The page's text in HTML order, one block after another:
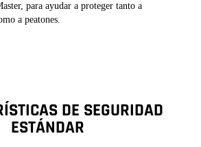
para ayudar a proteger tanto a
a peatones.
DE SEGURIDAD
ESTÁNDAR